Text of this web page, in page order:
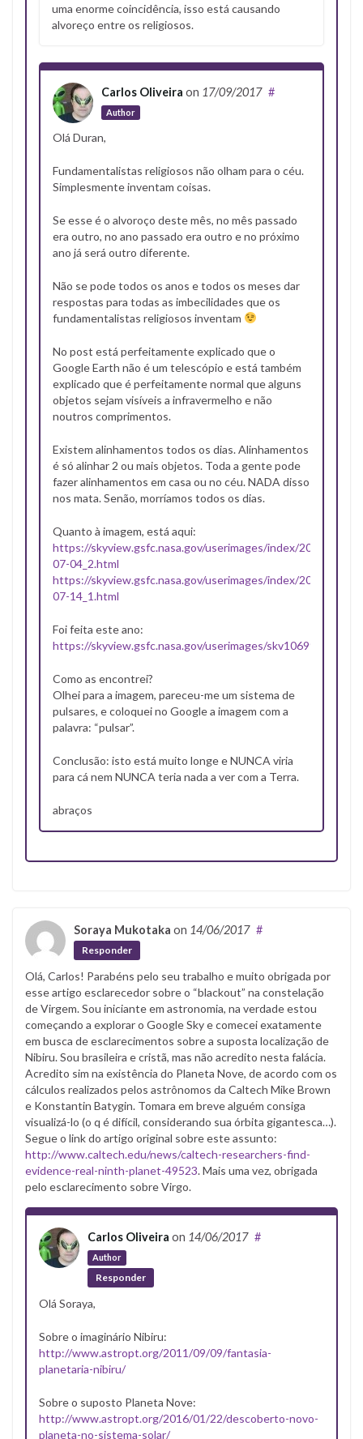
uma enorme coincidência, isso está causando
alvoreço entre os religiosos.
Carlos Oliveira on 17/09/2017
Author
#
Olá Duran,
Fundamentalistas religiosos não olham para o céu.
Simplesmente inventam coisas.
Se esse é o alvoroço deste mês, no mês passado
era outro, no ano passado era outro e no próximo
ano já será outro diferente.
Não se pode todos os anos e todos os meses dar
respostas para todas as imbecilidades que os
fundamentalistas religiosos inventam
No post está perfeitamente explicado que o
Google Earth não é um telescópio e está também
explicado que é perfeitamente normal que alguns
objetos sejam visíveis a infravermelho e não
noutros comprimentos.
Existem alinhamentos todos os dias. Alinhamentos
é só alinhar 2 ou mais objetos. Toda a gente pode
fazer alinhamentos em casa ou no céu. NADA disso
nos mata. Senão, morríamos todos os dias.
Quanto à imagem, está aqui:
https://skyview.gsfc.nasa.gov/userimages/index/2017-
07-04_2.html
https://skyview.gsfc.nasa.gov/userimages/index/2017-
07-14_1.html
Foi feita este ano:
https://skyview.gsfc.nasa.gov/userimages/
Como as encontrei?
Olhei para a imagem, pareceu-me um sistema de
pulsares, e coloquei no Google a imagem com a
palavra: “pulsar”.
Conclusão: isto está muito longe e NUNCA viria
para cá nem NUNCA teria nada a ver com a Terra.
abraços
Soraya Mukotaka on 14/06/2017 #
Responder
Olá, Carlos! Parabéns pelo seu trabalho e muito obrigada por
esse artigo esclarecedor sobre o “blackout” na constelação
de Virgem. Sou iniciante em astronomia, na verdade estou
começando a explorar o Google Sky e comecei exatamente
em busca de esclarecimentos sobre a suposta localização de
Nibiru. Sou brasileira e cristã, mas não acredito nesta falácia.
Acredito sim na existência do Planeta Nove, de acordo com os
cálculos realizados pelos astrônomos da Caltech Mike Brown
e Konstantin Batygin. Tomara em breve alguém consiga
visualizá-lo (o q é difícil, considerando sua órbita gigantesca…).
Segue o link do artigo original sobre este assunto:
http://www.caltech.edu/news/caltech-researchers-find-
evidence-real-ninth-planet-49523. Mais uma vez, obrigada
pelo esclarecimento sobre Virgo.
Carlos Oliveira on 14/06/2017
Author
#
Responder
Olá Soraya,
Sobre o imaginário Nibiru:
http://www.astropt.org/2011/09/09/fantasia-
planetaria-nibiru/
Sobre o suposto Planeta Nove:
http://www.astropt.org/2016/01/22/descoberto-novo-
planeta-no-sistema-solar/